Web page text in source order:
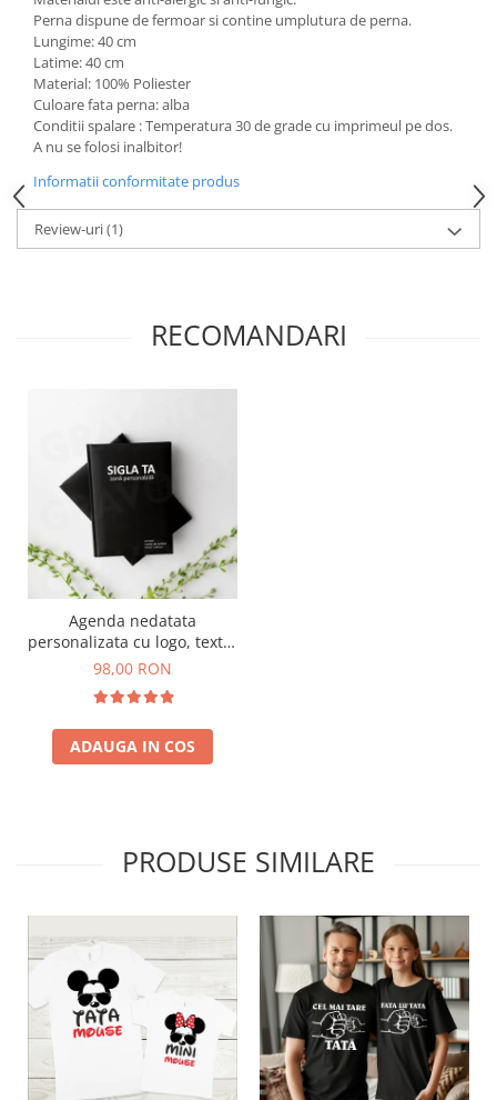
Perna dispune de fermoar si contine umplutura de perna.
Lungime: 40 cm
Latime: 40 cm
Material: 100% Poliester
Culoare fata perna: alba
Conditii spalare : Temperatura 30 de grade cu imprimeul pe dos.
A nu se folosi inalbitor!
Informatii conformitate produs
Review-uri(1)
RECOMANDARI
Agenda nedatata
personalizata cu logo, textul
tau
98,00 RON
ADAUGA IN COS
PRODUSE SIMILARE